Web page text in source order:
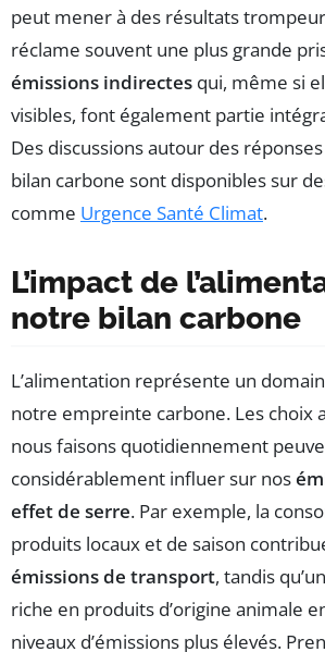
peut mener à des résultats
réclame souvent une plus grande
émissions indirectes qui, même si
visibles, font également partie
Des discussions autour des
bilan carbone sont disponibles sur
comme Urgence Santé Climat.
L’impact de
notre bilan carbone
L’alimentation représente un
notre empreinte carbone. Les choix
nous faisons quotidiennement
considérablement influer sur nos
effet de serre. Par exemple, la
produits locaux et de saison
émissions de transport, tandis
riche en produits d’origine animale
niveaux d’émissions plus élevés.